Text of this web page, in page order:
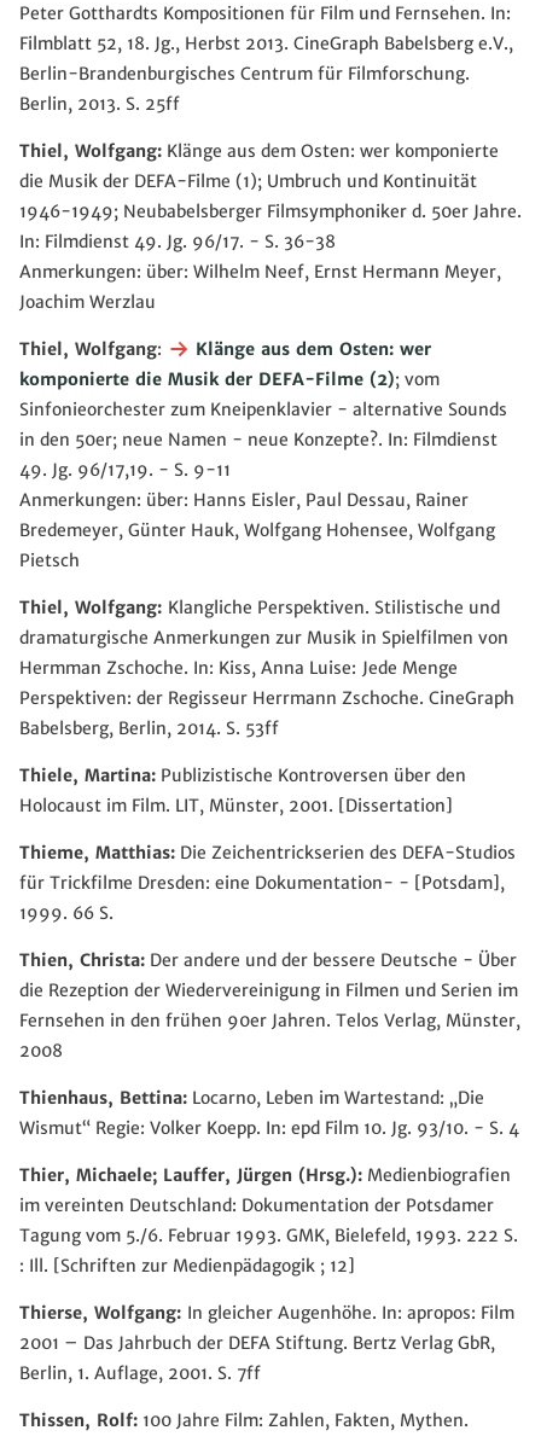
Peter Gotthardts Kompositionen für Film und Fernsehen. In:
Filmblatt 52, 18. Jg., Herbst 2013. CineGraph Babelsberg e.V.,
Berlin-Brandenburgisches Centrum für Filmforschung.
Berlin, 2013. S. 25ff
Thiel, Wolfgang: Klänge aus dem Osten: wer komponierte
die Musik der DEFA-Filme (1); Umbruch und Kontinuität
1946-1949; Neubabelsberger Filmsymphoniker d. 50er Jahre.
In: Filmdienst 49. Jg. 96/17. - S. 36-38
Anmerkungen: über: Wilhelm Neef, Ernst Hermann Meyer,
Joachim Werzlau
Thiel, Wolfgang:
Klänge aus dem Osten: wer
komponierte die Musik der DEFA-Filme (2); vom
Sinfonieorchester zum Kneipenklavier - alternative Sounds
in den 50er; neue Namen - neue Konzepte?. In: Filmdienst
49. Jg. 96/17,19. - S. 9-11
Anmerkungen: über: Hanns Eisler, Paul Dessau, Rainer
Bredemeyer, Günter Hauk, Wolfgang Hohensee, Wolfgang
Pietsch
Thiel, Wolfgang: Klangliche Perspektiven. Stilistische und
dramaturgische Anmerkungen zur Musik in Spielfilmen von
Hermman Zschoche. In: Kiss, Anna Luise: Jede Menge
Perspektiven: der Regisseur Herrmann Zschoche. CineGraph
Babelsberg, Berlin, 2014. S. 53ff
Thiele, Martina: Publizistische Kontroversen über den
Holocaust im Film. LIT, Münster, 2001. [Dissertation]
Thieme, Matthias: Die Zeichentrickserien des DEFA-Studios
für Trickfilme Dresden: eine Dokumentation- - [Potsdam],
1999. 66 S.
Thien, Christa: Der andere und der bessere Deutsche - Über
die Rezeption der Wiedervereinigung in Filmen und Serien im
Fernsehen in den frühen 90er Jahren. Telos Verlag, Münster,
2008
Thienhaus, Bettina: Locarno, Leben im Wartestand: „Die
Wismut“ Regie: Volker Koepp. In: epd Film 10. Jg. 93/10. - S. 4
Thier, Michaele; Lauffer, Jürgen (Hrsg.): Medienbiografien
im vereinten Deutschland: Dokumentation der Potsdamer
Tagung vom 5./6. Februar 1993. GMK, Bielefeld, 1993. 222 S.
: Ill. [Schriften zur Medienpädagogik ; 12]
Thierse, Wolfgang: In gleicher Augenhöhe. In: apropos: Film
2001 – Das Jahrbuch der DEFA Stiftung. Bertz Verlag GbR,
Berlin, 1. Auflage, 2001. S. 7ff
Thissen, Rolf: 100 Jahre Film: Zahlen, Fakten, Mythen.